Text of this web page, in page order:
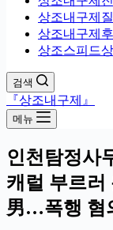
상조내구제
상조내구제후
상조스피드
검색
『상조내구제』
메뉴
인천탐정사
캐럴 부르러
男…폭행 혐